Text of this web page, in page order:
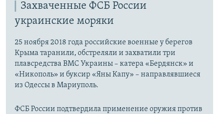
Захваченные ФСБ России
украинские моряки
25 ноября 2018 года российские военные у берегов
Крыма таранили, обстреляли и захватили три
плавсредства ВМС Украины – катера «Бердянск» и
«Никополь» и буксир «Яны Капу» – направлявшиеся
из Одессы в Мариуполь.
ФСБ России подтвердила применение оружия против